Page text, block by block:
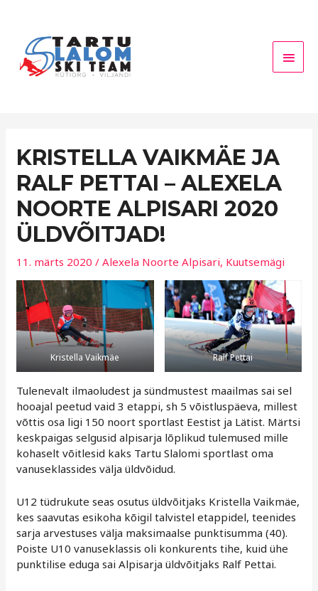
content
KRISTELLA VAIKMÄE JA
RALF PETTAI – ALEXELA
NOORTE ALPISARI 2020
ÜLDVÕITJAD!
11. märts 2020/Alexela Noorte Alpisari, Kuutsemägi
Kristella Vaikmäe Ralf Pettai
Tulenevalt ilmaoludest ja sündmustest maailmas sai sel
hooajal peetud vaid 3 etappi, sh 5 võistluspäeva, millest
võttis osa ligi 150 noort sportlast Eestist ja Lätist. Märtsi
keskpaigas selgusid alpisarja lõplikud tulemused mille
kohaselt võitlesid kaks Tartu Slalomi sportlast oma
vanuseklassides välja üldvõidud.
U12 tüdrukute seas osutus üldvõitjaks Kristella Vaikmäe,
kes saavutas esikoha kõigil talvistel etappidel, teenides
sarja arvestuses välja maksimaalse punktisumma (40).
Poiste U10 vanuseklassis oli konkurents tihe, kuid ühe
punktilise eduga sai Alpisarja üldvõitjaks Ralf Pettai.